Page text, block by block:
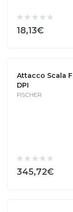
18,13€
Attacco Scala
DPI
FISCHER
345,72€